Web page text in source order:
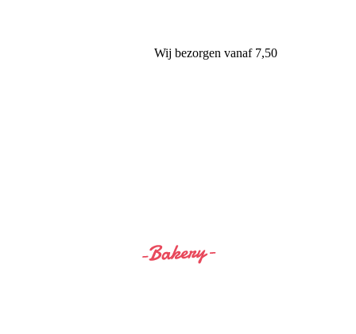
Wijbezorgenvanaf 7,50